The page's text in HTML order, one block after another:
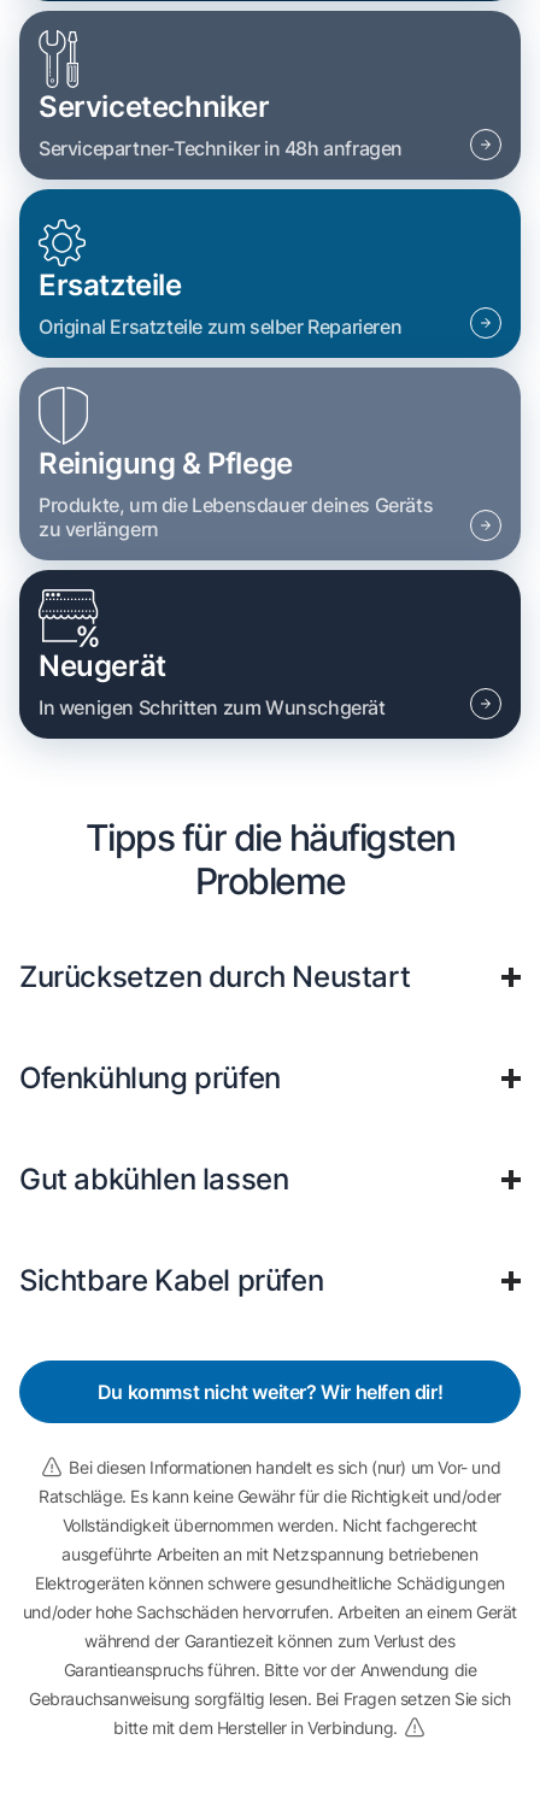
Servicetechniker
Servicepartner-Techniker in 48h anfragen
Ersatzteile
Original Ersatzteile zum selber Reparieren
Reinigung & Pflege
Produkte, um die Lebensdauer deines Geräts
zu verlängern
Neugerät
In wenigen Schritten zum Wunschgerät
Tipps für die häufigsten
Probleme
Zurücksetzen durch Neustart
Ofenkühlung prüfen
Gut abkühlen lassen
Sichtbare Kabel prüfen
Du kommst nicht weiter? Wir helfen dir!
Bei diesen Informationen handelt es sich (nur) um Vor- und
Ratschläge. Es kann keine Gewähr für die Richtigkeit und/oder
Vollständigkeit übernommen werden. Nicht fachgerecht
ausgeführte Arbeiten an mit Netzspannung betriebenen
Elektrogeräten können schwere gesundheitliche Schädigungen
und/oder hohe Sachschäden hervorrufen. Arbeiten an einem Gerät
während der Garantiezeit können zum Verlust des
Garantieanspruchs führen. Bitte vor der Anwendung die
Gebrauchsanweisung sorgfältig lesen. Bei Fragen setzen Sie sich
bitte mit dem Hersteller in Verbindung.